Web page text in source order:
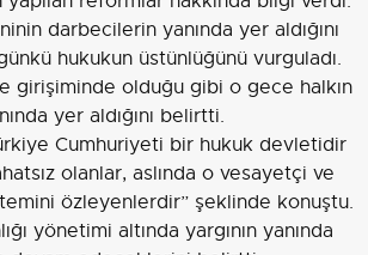
darbecilerin yanında yer aldığını
hukukun üstünlüğünü vurguladı.
girişiminde olduğu gibi o gece halkın
yer aldığını belirtti.
Cumhuriyeti bir hukuk devletidir
olanlar, aslında o vesayetçi ve
özleyenlerdir” şeklinde konuştu.
yönetimi altında yargının yanında